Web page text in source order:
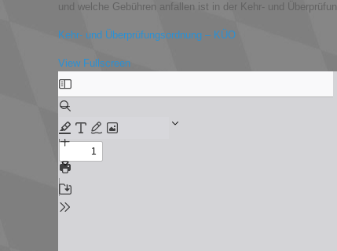
und welche Gebühren anfallen ist in der Kehr- und
Kehr- und Überprüfungsordnung – KÜO
View Fullscreen
Zum
PDF-
Inhalt
springen